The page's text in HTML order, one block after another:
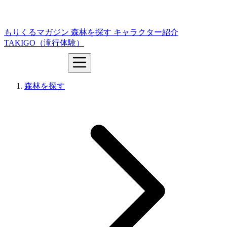
もりくるマガジン 森林を探す キャラクター紹介
TAKIGO（滝行体験）
森林を探す